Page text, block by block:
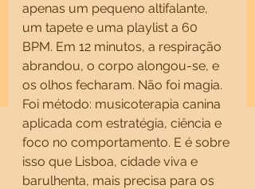
apenas um pequeno altifalante,
um tapete e uma playlist a 60
BPM. Em 12 minutos, a respiração
abrandou, o corpo alongou-se, e
os olhos fecharam. Não foi magia.
Foi método: musicoterapia canina
aplicada com estratégia, ciência e
foco no comportamento. E é sobre
isso que Lisboa, cidade viva e
barulhenta, mais precisa para os